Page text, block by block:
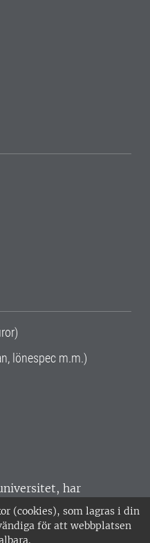
(cookies), som lagras i din
för att webbplatsen
lönespec m.m.)
har
Huvudorter är
SLU är
•